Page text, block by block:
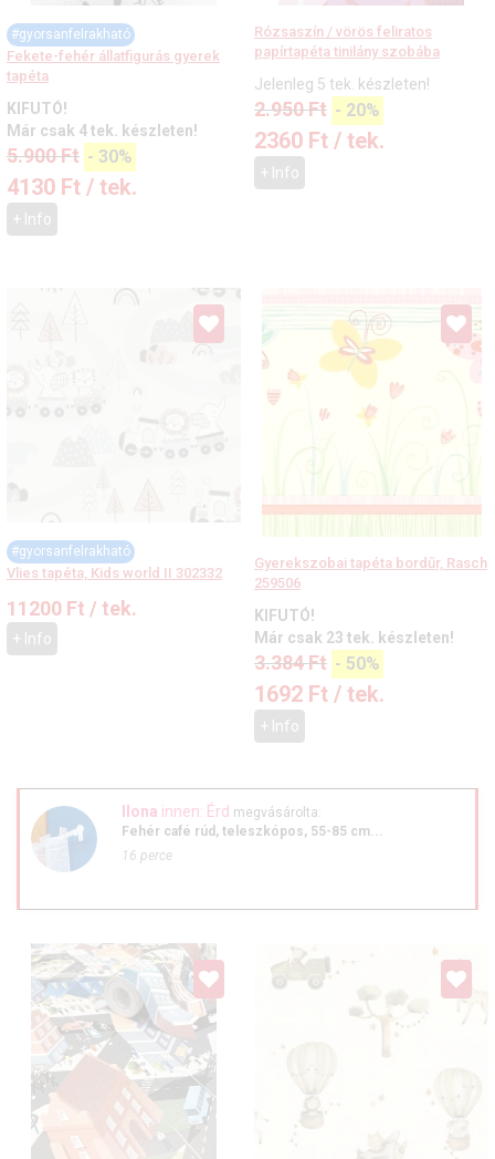
#gyorsanfelrakható
Fekete-fehér állatfigurás gyerek
tapéta
KIFUTÓ!
Már csak 4 tek. készleten!
5.900Ft - 30%
4130 Ft / tek.
+ Info
Rózsaszín / vörös feliratos
papírtapéta tinilány szobába
Jelenleg 5 tek. készleten!
2.950Ft - 20%
2360 Ft / tek.
+ Info
#gyorsanfelrakható
Vlies tapéta, Kids world II 302332
11200 Ft / tek.
+ Info
Gyerekszobai tapéta bordűr, Rasch
259506
KIFUTÓ!
Már csak 23 tek. készleten!
3.384Ft - 50%
1692 Ft / tek.
+ Info
Ilona innen: Érd megvásárolta:
Fehér café rúd, teleszkópos, 55-85 cm...
16 perce